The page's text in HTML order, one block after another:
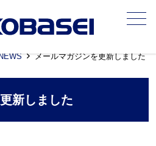
メニュー
メールマガジンを更新しました
新しました